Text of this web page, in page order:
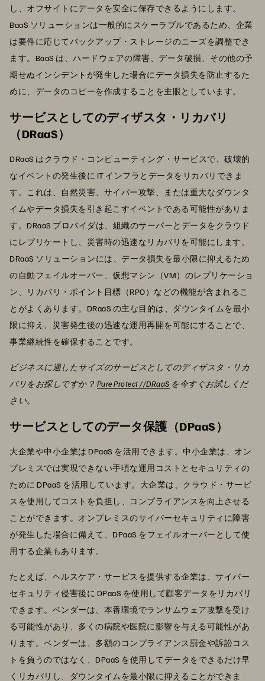
し、オフサイトにデータを安全に保存できるようにします。
BaaS ソリューションは一般的にスケーラブルであるため、企業
は要件に応じてバックアップ・ストレージのニーズを調整でき
ます。BaaS は、ハードウェアの障害、データ破損、その他の予
期せぬインシデントが発生した場合にデータ損失を防止するた
めに、データのコピーを作成することを主眼としています。
サービスとしてのディザスタ・リカバリ
（DRaaS）
DRaaS はクラウド・コンピューティング・サービスで、破壊的
なイベントの発生後に IT インフラとデータをリカバリできま
す。これは、自然災害、サイバー攻撃、または重大なダウンタ
イムやデータ損失を引き起こすイベントである可能性がありま
す。DRaaS プロバイダは、組織のサーバーとデータをクラウド
にレプリケートし、災害時の迅速なリカバリを可能にします。
DRaaS ソリューションには、データ損失を最小限に抑えるため
の自動フェイルオーバー、仮想マシン（VM）のレプリケーショ
ン、リカバリ・ポイント目標（RPO）などの機能が含まれるこ
とがよくあります。DRaaS の主な目的は、ダウンタイムを最小
限に抑え、災害発生後の迅速な運用再開を可能にすることで、
事業継続性を確保することです。
ビジネスに適したサイズのサービスとしてのディザスタ・リカ
バリをお探しですか？ Pure Protect //DRaaS を今すぐお試しくだ
さい。
サービスとしてのデータ保護（DPaaS）
大企業や中小企業は DPaaS を活用できます。中小企業は、オン
プレミスでは実現できない手頃な運用コストとセキュリティの
ために DPaaS を活用しています。大企業は、クラウド・サービ
スを使用してコストを負担し、コンプライアンスを向上させる
ことができます。オンプレミスのサイバーセキュリティに障害
が発生した場合に備えて、DPaaS をフェイルオーバーとして使
用する企業もあります。
たとえば、ヘルスケア・サービスを提供する企業は、サイバー
セキュリティ侵害後に DPaaS を使用して顧客データをリカバリ
できます。ベンダーは、本番環境でランサムウェア攻撃を受け
る可能性があり、多くの病院や医院に影響を与える可能性があ
ります。ベンダーは、多額のコンプライアンス罰金や訴訟コス
トを負うのではなく、DPaaS を使用してデータをできるだけ早
くリカバリし、ダウンタイムを最小限に抑えることができま